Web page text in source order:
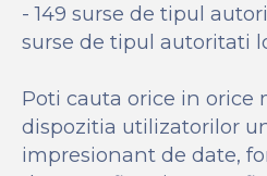
- 149 surse de tipul
surse de tipul autoritati
Poti cauta orice in
dispozitia utilizatorilor
impresionant de date,